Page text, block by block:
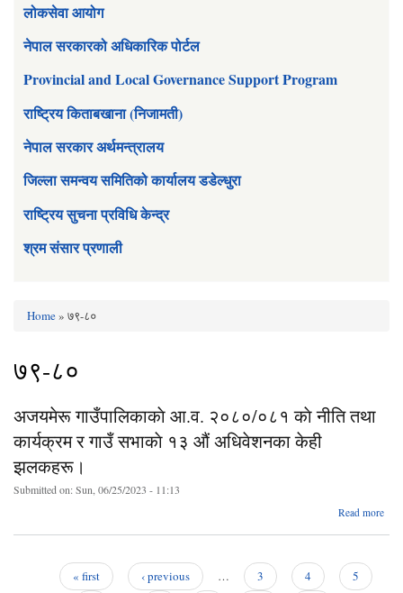
लोकसेवा आयोग
नेपाल सरकारको अधिकारिक पोर्टल
Provincial and Local Governance Support Program
राष्ट्रिय किताबखाना (निजामती)
नेपाल सरकार अर्थमन्त्रालय
जिल्ला समन्वय समितिको कार्यालय डडेल्धुरा
राष्ट्रिय सुचना प्रविधि केन्द्र
श्रम संसार प्रणाली
You are here
Home» ७९-८०
७९-८०
अजयमेरू गाउँपालिकाकाे आ.व. २०८०/०८१ काे नीति तथा
कार्यक्रम र गाउँ सभाकाे १३ औं अधिवेशनका केही
झलकहरू।
Submitted on:Sun, 06/25/2023 - 11:13
Read more
« first ‹ previous … 3 4
5